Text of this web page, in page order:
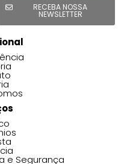
RECEBA NOSSA
NEWSLETTER
e Segurança